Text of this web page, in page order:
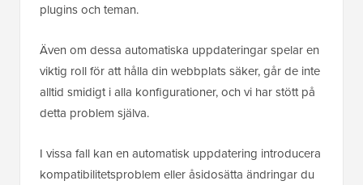
plugins och teman.
Även om dessa automatiska uppdateringar spelar en
viktig roll för att hålla din webbplats säker, går de inte
alltid smidigt i alla konfigurationer, och vi har stött på
detta problem själva.
I vissa fall kan en automatisk uppdatering introducera
kompatibilitetsproblem eller åsidosätta ändringar du